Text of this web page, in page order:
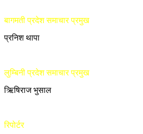
बागमती प्रदेश समाचार प्रमुख
प्रनिश थापा
लुम्बिनी प्रदेश समाचार प्रमुख
ऋिषिराज भुसाल
रिपोर्टर